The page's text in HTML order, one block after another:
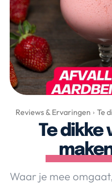
Top 5
Health &
Huis
Nieuws
Over Valerie
Over
De
Reviews & Ervaringen Te
Te dikke
Waar je mee